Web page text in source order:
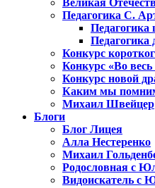
Педагогика С.
Педагогика
Конкурс
Конкурс «Во весь
Конкурс новой
Каким мы
Михаил Швейцер
Блоги
Блог Лицея
Алла Нестеренко
Михаил
Родословная с
Видоискатель с